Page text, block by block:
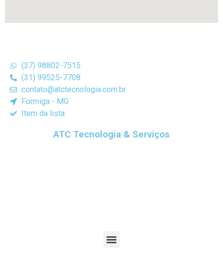
(37) 98802-7515
(31) 99525-7708
contato@atctecnologia.com.br
Formiga - MG
Item da lista
ATC Tecnologia & Serviços